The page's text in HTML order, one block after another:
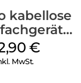
kabellose
Grey
€
MwSt.